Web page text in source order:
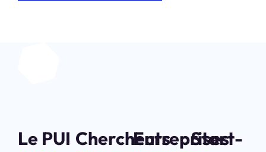
Le PUI ChercheursEntreprises
Start-